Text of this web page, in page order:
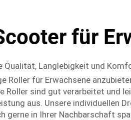
für
Qualität, Langlebigkeit und
Roller für Erwachsene
sind gut verarbeitet und
aus. Unsere individuellen
gerne in Ihrer Nachbarschaft